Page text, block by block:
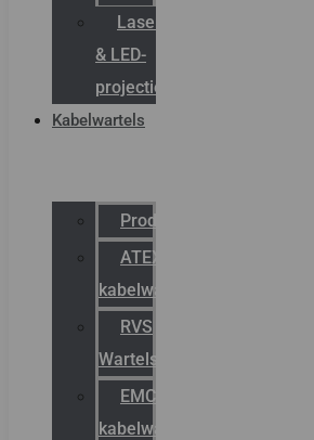
Laserbelijning
& LED-
projectie
Kabelwartels
Productcatalogus
ATEX
kabelwartels
RVS
Wartels
EMC
kabelwartels